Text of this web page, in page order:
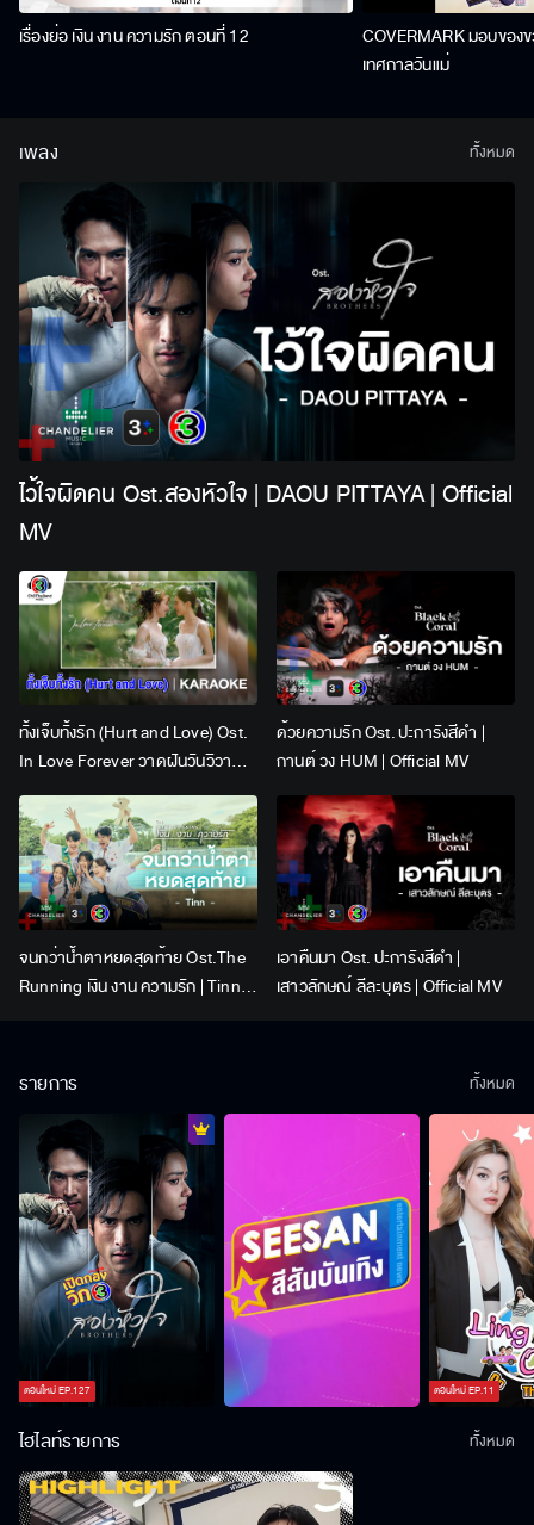
เรื่องย่อ เงิน งาน ความรัก ตอนที่ 12
COVERMARK มอบขอ
เทศกาลวันแม่
เพลง
ไว้ใจผิดคน Ost.สองหัวใจ | DAOU PITTAYA | Official
MV
ทั้งเจ็บทั้งรัก (Hurt and Love) Ost.
In Love Forever วาดฝันวันวิวาห์ |
Lingling Kwong x Orm
Kornnaphat | Official Karaoke
ด้วยความรัก Ost. ปะการังสีดำ |
กานต์ วง HUM | Official MV
จนกว่าน้ำตาหยดสุดท้าย Ost.The
Running เงิน งาน ความรัก | Tinn |
เอาคืนมา Ost. ปะการังสีดำ |
เสาวลักษณ์ ลีละบุตร | Official MV
ทั้งหมด
รายการ
ตอนใหม่EP.127 ตอนใหม่EP.11
ทั้งหมด
ไฮไลท์รายการ ทั้งหมด